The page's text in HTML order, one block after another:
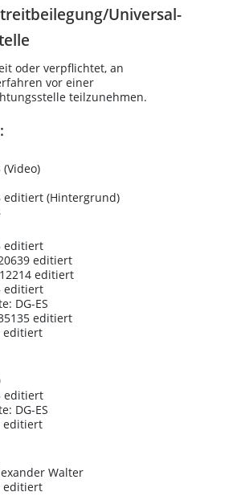
Universal­
oder verpflichtet, an
vor einer
teilzunehmen.
(Video)
editiert (Hintergrund)
editiert
editiert
editiert
editiert
DG-ES
editiert
editiert
editiert
DG-ES
editiert
Walter
editiert